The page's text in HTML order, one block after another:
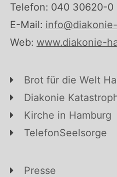
Telefon: 040 30620-0
E-Mail:
Web: www.diakonie-
Brot für die Welt
Diakonie
Kirche in Hamburg
TelefonSeelsorge
Presse